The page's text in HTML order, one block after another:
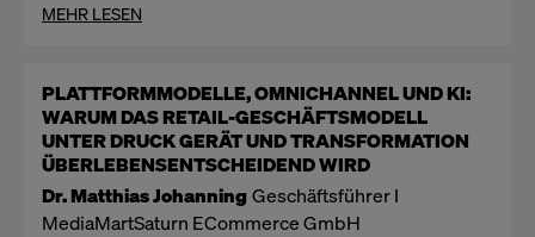
MEHR LESEN
PLATTFORMMODELLE, OMNICHANNEL UND KI:
WARUM DAS RETAIL-GESCHÄFTSMODELL
UNTER DRUCK GERÄT UND TRANSFORMATION
ÜBERLEBENSENTSCHEIDEND WIRD
Dr. Matthias JohanningGeschäftsführer I
MediaMartSaturn ECommerce GmbH